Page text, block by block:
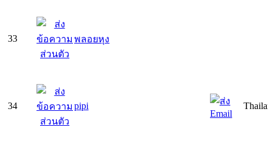
33 พลอยหุง
34 pipi